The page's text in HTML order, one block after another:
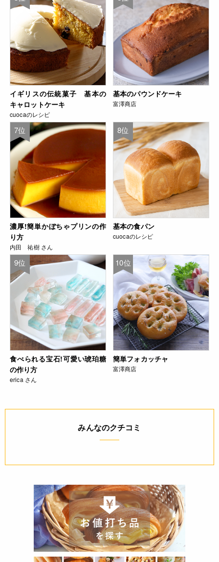
イギリスの伝統菓子 基本の
キャロットケーキ
cuocaのレシピ
基本のパウンドケーキ
富澤商店
7位
濃厚!簡単かぼちゃプリンの作
り方
内田 祐樹 さん
8位
基本の食パン
cuocaのレシピ
9位
食べられる宝石!可愛い琥珀糖
の作り方
erica さん
10位
簡単フォカッチャ
富澤商店
みんなのクチコミ